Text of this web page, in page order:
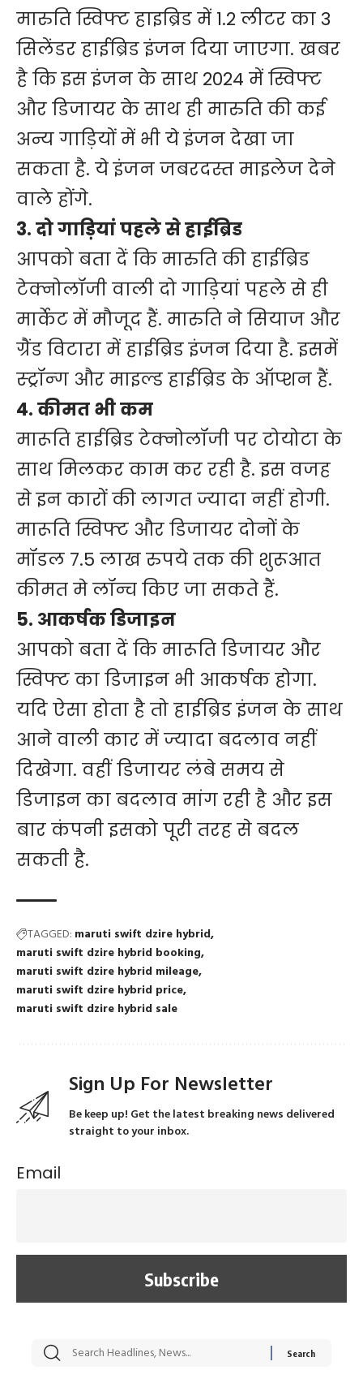
मारुति स्विफ्ट हाइब्रिड में 1.2 लीटर का 3
सिलेंडर हाईब्रिड इंजन दिया जाएगा. खबर
है कि इस इंजन के साथ 2024 में स्विफ्ट
और डिजायर के साथ ही मारुति की कई
अन्य गाड़ियों में भी ये इंजन देखा जा
सकता है. ये इंजन जबरदस्त माइलेज देने
वाले होंगे.
3. दो गाड़ियां पहले से हाईब्रिड
आपको बता दें कि मारुति की हाईब्रिड
टेक्नोलॉजी वाली दो गाड़ियां पहले से ही
मार्केट में मौजूद हैं. मारुति ने सियाज और
ग्रैंड विटारा में हाईब्रिड इंजन दिया है. इसमें
स्ट्रॉन्ग और माइल्ड हाईब्रिड के ऑप्‍शन हैं.
4. कीमत भी कम
मारूति हाईब्रिड टेक्नोलॉजी पर टोयोटा के
साथ मिलकर काम कर रही है. इस वजह
से इन कारों की लागत ज्यादा नहीं होगी.
मारूति स्विफ्ट और डिजायर दोनों के
मॉडल 7.5 लाख रुपये तक की शुरूआत
कीमत मे लॉन्च किए जा सकते हैं.
5. आकर्षक डिजाइन
आपको बता दें कि मारूति डिजायर और
स्विफ्ट का डिजाइन भी आकर्षक होगा.
यदि ऐसा होता है तो हाईब्रिड इंजन के साथ
आने वाली कार में ज्यादा बदलाव नहीं
दिखेगा. वहीं डिजायर लंबे समय से
डिजाइन का बदलाव मांग रही है और इस
बार कंपनी इसको पूरी तरह से बदल
सकती है.
TAGGED: maruti swift dzire hybrid
maruti swift dzire hybrid booking
maruti swift dzire hybrid mileage
maruti swift dzire hybrid price
maruti swift dzire hybrid sale
Sign Up For Newsletter
Be keep up! Get the latest breaking news delivered
straight to your inbox.
Email
सट्टेबाजी में अरेस्ट हुए
रोज एक कच्चे लहसुन